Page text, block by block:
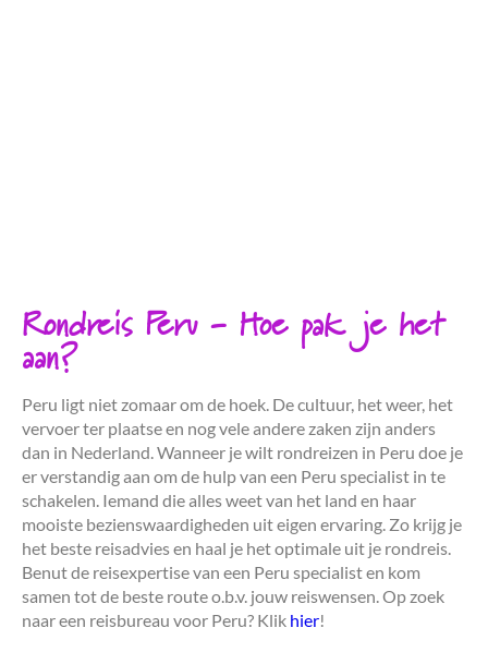
Rondreis Peru - Hoe pak je het
aan?
Peru ligt niet zomaar om de hoek. De cultuur, het weer, het
vervoer ter plaatse en nog vele andere zaken zijn anders
dan in Nederland. Wanneer je wilt rondreizen in Peru doe je
er verstandig aan om de hulp van een Peru specialist in te
schakelen. Iemand die alles weet van het land en haar
mooiste bezienswaardigheden uit eigen ervaring. Zo krijg je
het beste reisadvies en haal je het optimale uit je rondreis.
Benut de reisexpertise van een Peru specialist en kom
samen tot de beste route o.b.v. jouw reiswensen. Op zoek
naar een reisbureau voor Peru? Klik hier!